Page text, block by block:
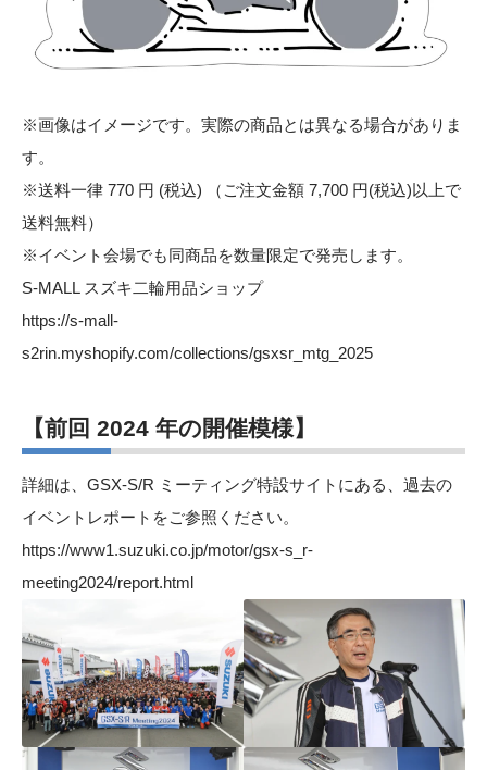
※画像はイメージです。実際の商品とは異なる場合がありま
す。
※送料一律 770 円 (税込) （ご注文金額 7,700 円(税込)以上で
送料無料）
※イベント会場でも同商品を数量限定で発売します。
S-MALL スズキ二輪用品ショップ
https://s-mall-
s2rin.myshopify.com/collections/gsxsr_mtg_2025
【前回 2024 年の開催模様】
詳細は、GSX-S/R ミーティング特設サイトにある、過去の
イベントレポートをご参照ください。
https://www1.suzuki.co.jp/motor/gsx-s_r-
meeting2024/report.html